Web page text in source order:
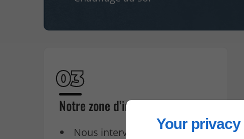
Your
Notre zone d’intervention
Nous intervenons à Paris, en